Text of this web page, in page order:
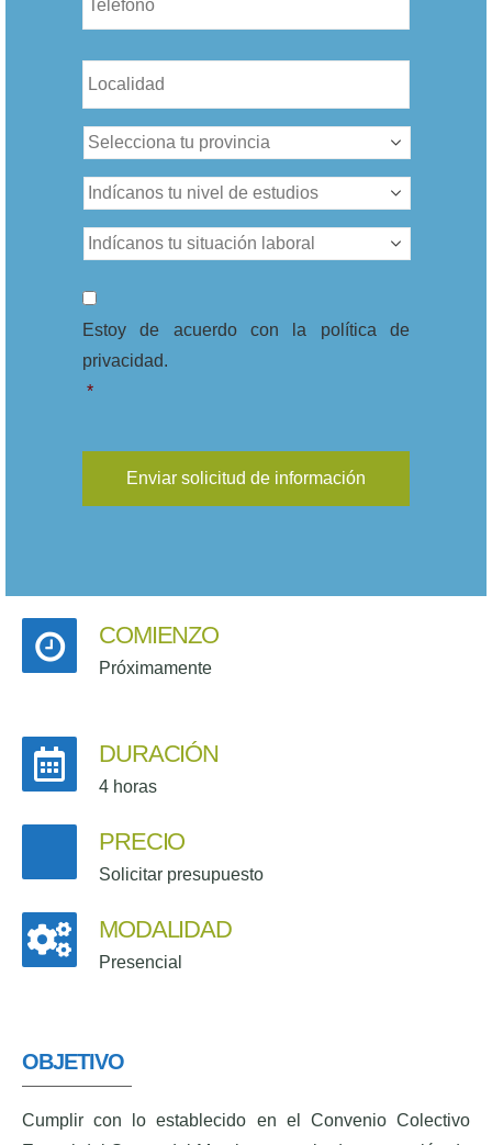
Sin
nombre *
Sin
nombre *
Nivel
de
estudios *
Situación
Laboral *
Consentimiento
Estoy de acuerdo con la política de
privacidad.
*
COMIENZO
Próximamente
DURACIÓN
4 horas
PRECIO
Solicitar presupuesto
MODALIDAD
Presencial
OBJETIVO
Cumplir con lo establecido en el Convenio Colectivo